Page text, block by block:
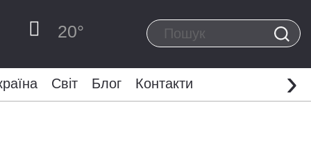
20°
Світ Блог Контакти ›